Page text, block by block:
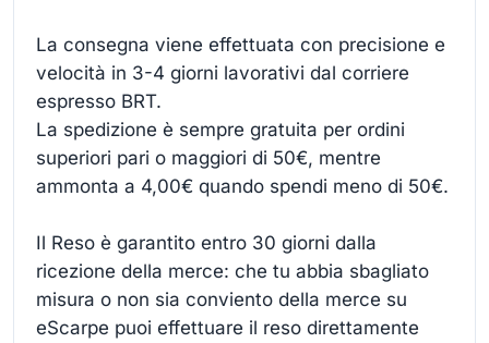
La consegna viene effettuata con precisione e
velocità in 3-4 giorni lavorativi dal corriere
espresso BRT.
La spedizione è sempre gratuita per ordini
superiori pari o maggiori di 50€, mentre
ammonta a 4,00€ quando spendi meno di 50€.
Il Reso è garantito entro 30 giorni dalla
ricezione della merce: che tu abbia sbagliato
misura o non sia conviento della merce su
eScarpe puoi effettuare il reso direttamente